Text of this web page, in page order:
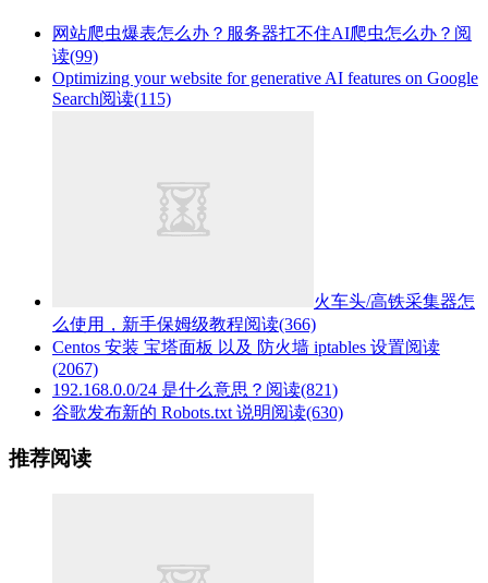
网站爬虫爆表怎么办？服务器扛不住AI爬虫怎么办？ 阅
读(99)
Optimizing your website for generative AI features on Google
Search阅读(115)
火车头/高铁采集器怎
么使用，新手保姆级教程阅读(366)
Centos 安装 宝塔面板 以及 防火墙 iptables 设置阅读
(2067)
192.168.0.0/24 是什么意思？ 阅读(821)
谷歌发布新的 Robots.txt 说明阅读(630)
推荐阅读